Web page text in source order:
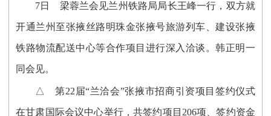
7日 梁蓉兰会见兰州铁路局局长王峰一行，双方就
开通兰州至张掖丝路明珠金张掖号旅游列车、建设张掖
铁路物流配送中心等合作项目进行深入洽谈。韩正明一
同会见。
△ 第22届“兰洽会”张掖市招商引资项目签约仪式
在甘肃国际会议中心举行，共签约项目206项、签约资金